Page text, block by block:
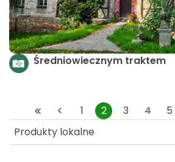
Średniowiecznym traktem
1 2 3 4 5
Produkty lokalne